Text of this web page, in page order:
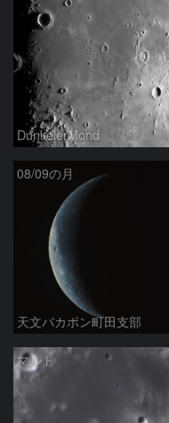
DunkelerMond
08/09の月
天文バカボン町田支部
マルト